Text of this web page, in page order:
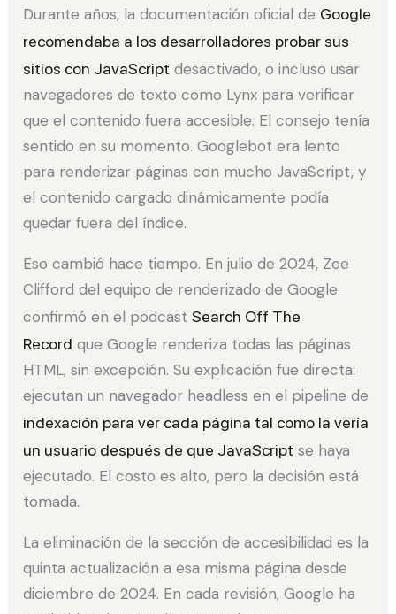
Durante años, la documentación oficial de Google
recomendaba a los desarrolladores probar sus
sitios con JavaScript desactivado, o incluso usar
navegadores de texto como Lynx para verificar
que el contenido fuera accesible. El consejo tenía
sentido en su momento. Googlebot era lento
para renderizar páginas con mucho JavaScript, y
el contenido cargado dinámicamente podía
quedar fuera del índice.
Eso cambió hace tiempo. En julio de 2024, Zoe
Clifford del equipo de renderizado de Google
confirmó en el podcastSearch Off The
Record que Google renderiza todas las páginas
HTML, sin excepción. Su explicación fue directa:
ejecutan un navegador headless en el pipeline de
indexación para ver cada página tal como la vería
un usuario después de que JavaScript se haya
ejecutado. El costo es alto, pero la decisión está
tomada.
La eliminación de la sección de accesibilidad es la
quinta actualización a esa misma página desde
diciembre de 2024. En cada revisión, Google ha